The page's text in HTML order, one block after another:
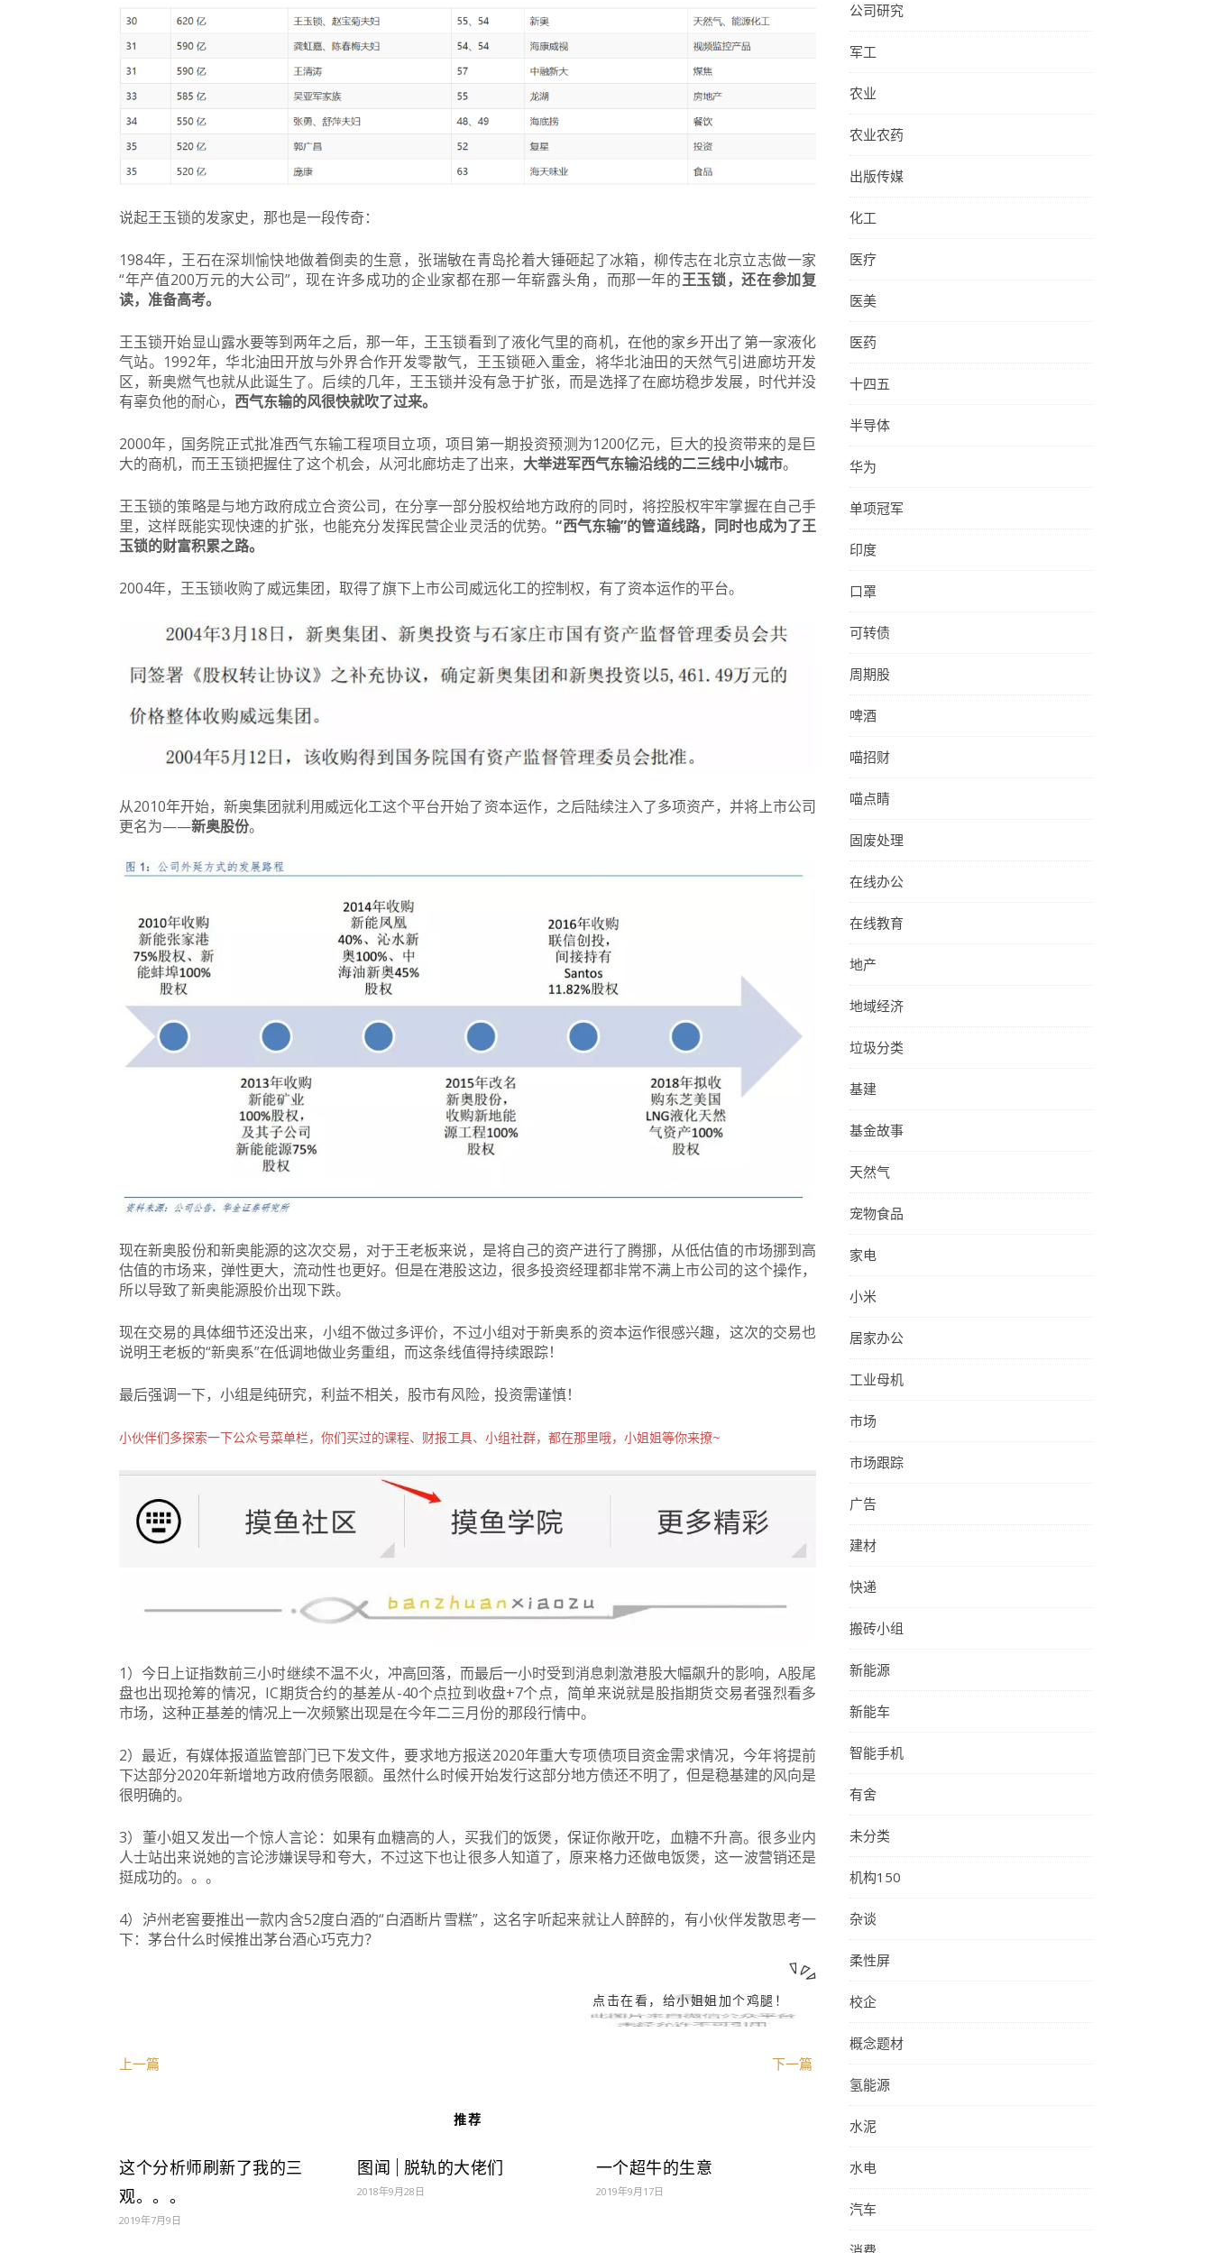
说起王玉锁的发家史，那也是一段传奇：
1984年，王石在深圳愉快地做着倒卖的生意，张瑞敏在青岛抡着大锤砸起了冰箱，柳传志在北京立志做一家
“年产值200万元的大公司”，现在许多成功的企业家都在那一年崭露头角，而那一年的王玉锁，还在参加复
读，准备高考。
王玉锁开始显山露水要等到两年之后，那一年，王玉锁看到了液化气里的商机，在他的家乡开出了第一家液化
气站。1992年，华北油田开放与外界合作开发零散气，王玉锁砸入重金，将华北油田的天然气引进廊坊开发
区，新奥燃气也就从此诞生了。后续的几年，王玉锁并没有急于扩张，而是选择了在廊坊稳步发展，时代并没
有辜负他的耐心， 西气东输的风很快就吹了过来。
2000年，国务院正式批准西气东输工程项目立项，项目第一期投资预测为1200亿元，巨大的投资带来的是巨
大的商机，而王玉锁把握住了这个机会，从河北廊坊走了出来， 大举进军西气东输沿线的二三线中小城市。
王玉锁的策略是与地方政府成立合资公司，在分享一部分股权给地方政府的同时，将控股权牢牢掌握在自己手
里，这样既能实现快速的扩张，也能充分发挥民营企业灵活的优势。“西气东输”的管道线路，同时也成为了王
玉锁的财富积累之路。
2004年，王玉锁收购了威远集团，取得了旗下上市公司威远化工的控制权，有了资本运作的平台。
从2010年开始，新奥集团就利用威远化工这个平台开始了资本运作，之后陆续注入了多项资产，并将上市公司
更名为——新奥股份。
现在新奥股份和新奥能源的这次交易，对于王老板来说， 是将自己的资产进行了腾挪，从低估值的市场挪到高
估值的市场来，弹性更大，流动性也更好。但是在港股这边， 很多投资经理都非常不满上市公司的这个操作，
所以导致了新奥能源股价出现下跌。
现在交易的具体细节还没出来，小组不做过多评价，不过小组对于新奥系的资本运作很感兴趣，这次的交易也
说明王老板的“新奥系”在低调地做业务重组，而这条线值得持续跟踪！
最后强调一下，小组是纯研究，利益不相关，股市有风险，投资需谨慎！
小伙伴们多探索一下公众号菜单栏，你们买过的课程、财报工具、小组社群，都在那里哦，小姐姐等你来撩~
1）今日上证指数前三小时继续不温不火，冲高回落，而最后一小时受到消息刺激港股大幅飙升的影响，A股尾
盘也出现抢筹的情况，IC期货合约的基差从-40个点拉到收盘+7个点，简单来说就是股指期货交易者强烈看多
市场，这种正基差的情况上一次频繁出现是在今年二三月份的那段行情中。
2）最近，有媒体报道监管部门已下发文件，要求地方报送2020年重大专项债项目资金需求情况，今年将提前
下达部分2020年新增地方政府债务限额。 虽然什么时候开始发行这部分地方债还不明了，但是稳基建的风向是
很明确的。
3）董小姐又发出一个惊人言论： 如果有血糖高的人，买我们的饭煲，保证你敞开吃，血糖不升高。很多业内
人士站出来说她的言论涉嫌误导和夸大，不过这下也让很多人知道了，原来格力还做电饭煲，这一波营销还是
挺成功的。 。 。
4）泸州老窖要推出一款内含52度白酒的“白酒断片雪糕”，这名字听起来就让人醉醉的，有小伙伴发散思考一
下： 茅台什么时候推出茅台酒心巧克力？
点击在看，给小姐姐加个鸡腿！
上一篇 下一篇
推荐
这个分析师刷新了我的三
观。。。
2019年7月9日
图闻 | 脱轨的大佬们
2018年9月28日
一个超牛的生意
2019年9月17日
公司研究
军工
农业
农业农药
出版传媒
化工
医疗
医美
医药
十四五
半导体
华为
单项冠军
印度
口罩
可转债
周期股
啤酒
喵招财
喵点睛
固废处理
在线办公
在线教育
地产
地域经济
垃圾分类
基建
基金故事
天然气
宠物食品
家电
小米
居家办公
工业母机
市场
市场跟踪
广告
建材
快递
搬砖小组
新能源
新能车
智能手机
有舍
未分类
机构150
杂谈
柔性屏
校企
概念题材
氢能源
水泥
水电
汽车